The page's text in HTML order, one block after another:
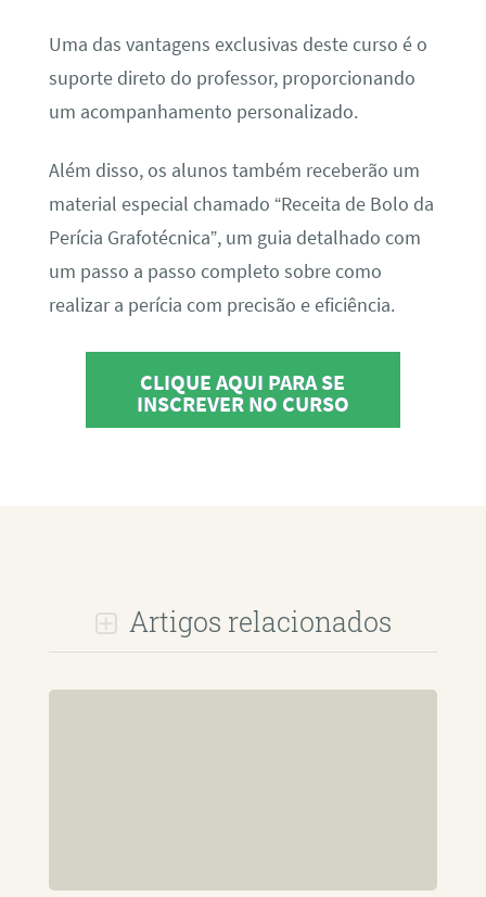
Uma das vantagens exclusivas deste curso é o
suporte direto do professor, proporcionando
um acompanhamento personalizado.
Além disso, os alunos também receberão um
material especial chamado “Receita de Bolo da
Perícia Grafotécnica”, um guia detalhado com
um passo a passo completo sobre como
realizar a perícia com precisão e eficiência.
CLIQUE AQUI PARA SE
INSCREVER NO CURSO
Artigos relacionados